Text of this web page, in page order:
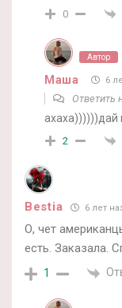
0
Автор
Маша 6
Ответить
ахаха))))))дай
2
Bestia 6 лет
О, чет
есть. Заказала.
1